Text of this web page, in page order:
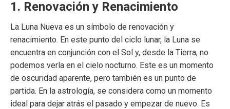
1. Renovación y Renacimiento
La Luna Nueva es un símbolo de renovación y
renacimiento. En este punto del ciclo lunar, la Luna se
encuentra en conjunción con el Sol y, desde la Tierra, no
podemos verla en el cielo nocturno. Este es un momento
de oscuridad aparente, pero también es un punto de
partida. En la astrología, se considera como un momento
ideal para dejar atrás el pasado y empezar de nuevo. Es